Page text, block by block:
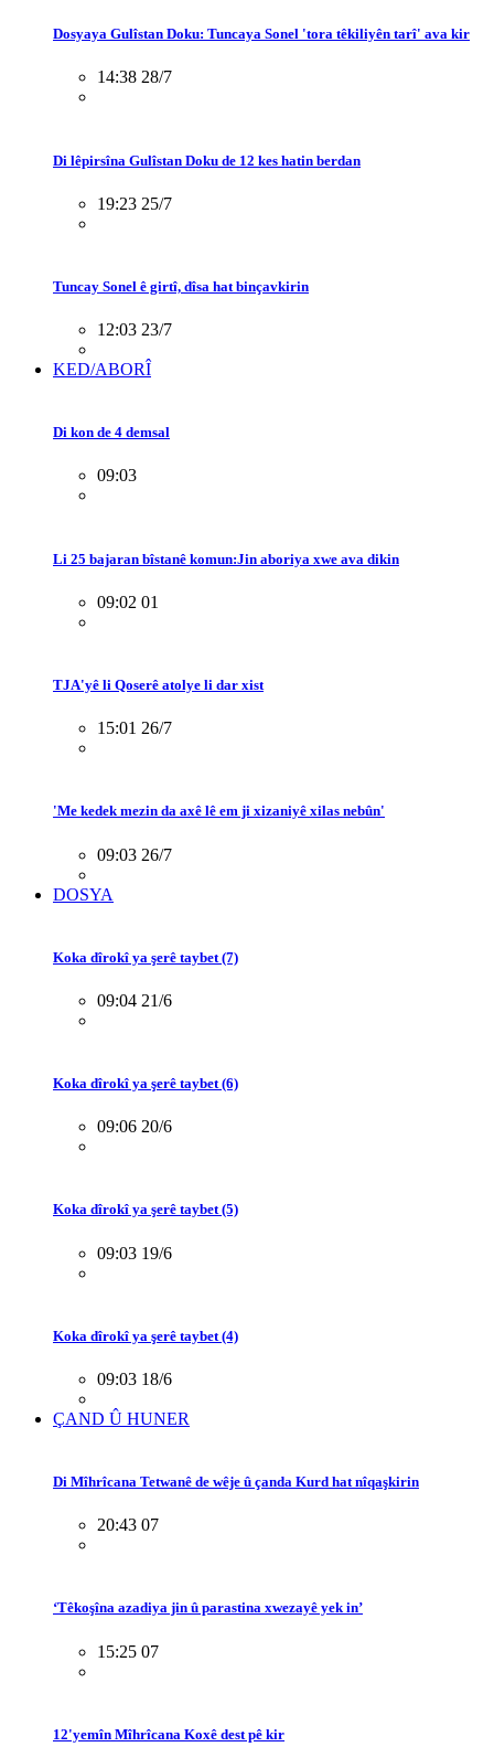
Dosyaya Gulîstan Doku: Tuncaya Sonel 'tora têkiliyên tarî' ava kir
14:38 28/7
Di lêpirsîna Gulîstan Doku de 12 kes hatin berdan
19:23 25/7
Tuncay Sonel ê girtî, dîsa hat binçavkirin
12:03 23/7
KED/ABORÎ
Di kon de 4 demsal
09:03
Li 25 bajaran bîstanê komun:Jin aboriya xwe ava dikin
09:02 01
TJA'yê li Qoserê atolye li dar xist
15:01 26/7
'Me kedek mezin da axê lê em ji xizaniyê xilas nebûn'
09:03 26/7
DOSYA
Koka dîrokî ya şerê taybet (7)
09:04 21/6
Koka dîrokî ya şerê taybet (6)
09:06 20/6
Koka dîrokî ya şerê taybet (5)
09:03 19/6
Koka dîrokî ya şerê taybet (4)
09:03 18/6
ÇAND Û HUNER
Di Mîhrîcana Tetwanê de wêje û çanda Kurd hat nîqaşkirin
20:43 07
‘Têkoşîna azadiya jin û parastina xwezayê yek in’
15:25 07
12'yemîn Mîhrîcana Koxê dest pê kir